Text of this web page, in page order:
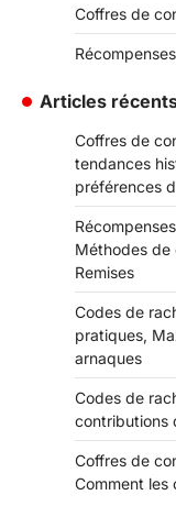
Coffres de
Articles
Coffres de
tendances
préférences
Méthodes de
Remises
Codes de
pratiques,
arnaques
Codes de
contributions
Coffres de
Comment les